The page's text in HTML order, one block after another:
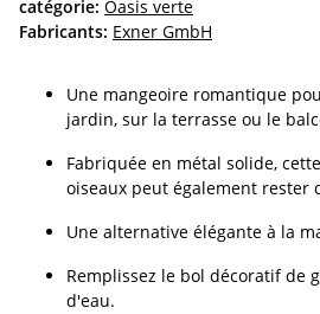
catégorie: Oasis verte
Fabricants: Exner GmbH
Une mangeoire romantique
jardin, sur la terrasse ou le
Fabriquée en métal solide,
oiseaux peut également rester
Une alternative élégante à la
Remplissez le bol décoratif de
d'eau.